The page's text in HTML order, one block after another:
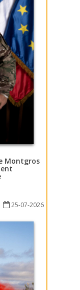
Montgros
25-07-2026